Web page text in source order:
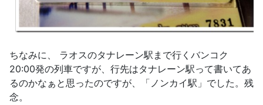
ちなみに、 ラオスのタナレーン駅まで行くバンコク
20:00発の列車ですが、行先はタナレーン駅って書いてあ
るのかなぁと思ったのですが、「ノンカイ駅」でした。残
念。